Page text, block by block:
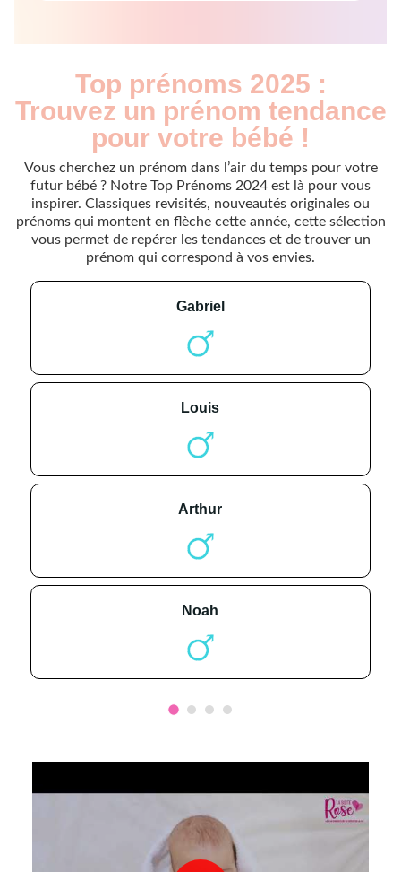
Top prénoms 2025 :
Trouvez un prénom tendance
pour votre bébé !
Vous cherchez un prénom dans l’air du temps pour votre
futur bébé ? Notre Top Prénoms 2024 est là pour vous
inspirer. Classiques revisités, nouveautés originales ou
prénoms qui montent en flèche cette année, cette sélection
vous permet de repérer les tendances et de trouver un
prénom qui correspond à vos envies.
gabriel
louis
arthur
noah